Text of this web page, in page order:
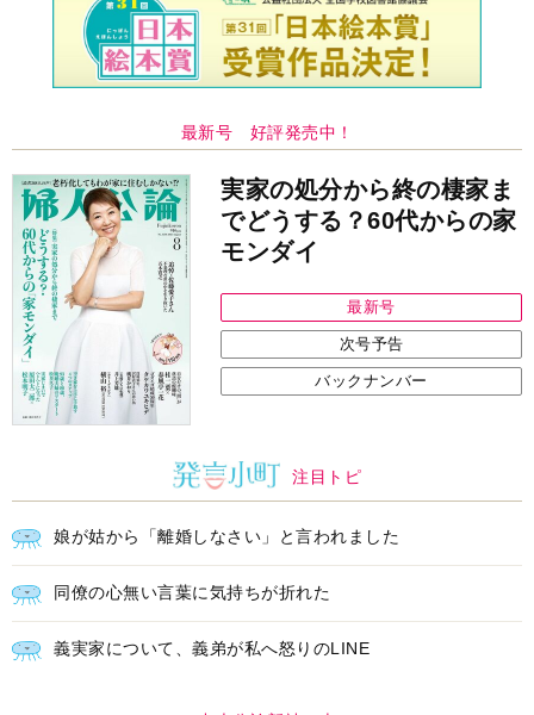
最新号 好評発売中！
実家の処分から終の棲家ま
でどうする？60代からの家
モンダイ
最新号
次号予告
バックナンバー
注目トピ
娘が姑から「離婚しなさい」と言われました
同僚の心無い言葉に気持ちが折れた
義実家について、義弟が私へ怒りのLINE